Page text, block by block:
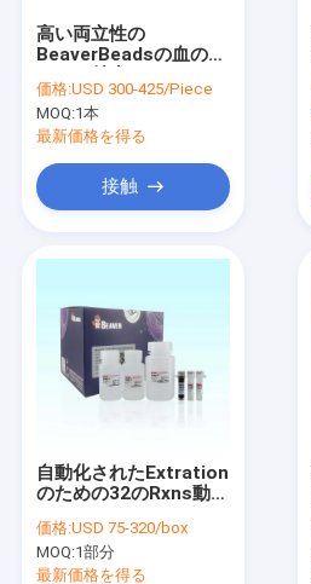
ビデオ
VRショー
品質管理
高い両立性の
BeaverBeadsの血の
価格:USD 300-425/Piece
MOQ:1本
最新価格を得る
接触
自動化されたExtration
のための32のRxns動物
のキット
価格:USD 75-320/box
MOQ:1部分
最新価格を得る